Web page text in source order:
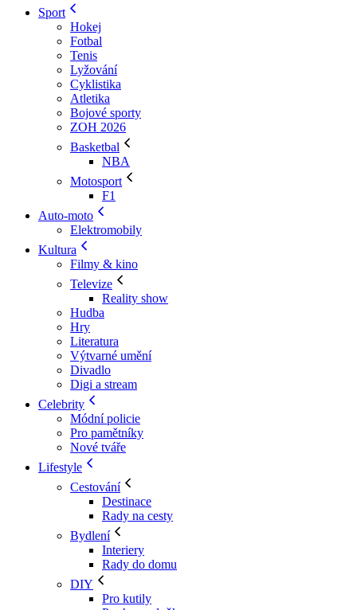
Sport
Hokej
Fotbal
Tenis
Lyžování
Cyklistika
Atletika
Bojové sporty
ZOH 2026
Basketbal
NBA
Motosport
F1
Auto-moto
Elektromobily
Kultura
Filmy & kino
Televize
Reality show
Hudba
Hry
Literatura
Výtvarné umění
Divadlo
Digi a stream
Celebrity
Módní policie
Pro pamětníky
Nové tváře
Lifestyle
Cestování
Destinace
Rady na cesty
Bydlení
Interiery
Rady do domu
DIY
Pro kutily